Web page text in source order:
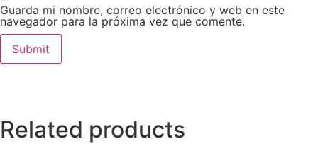
Guarda mi nombre, correo electrónico y web en este
navegador para la próxima vez que comente.
Related products